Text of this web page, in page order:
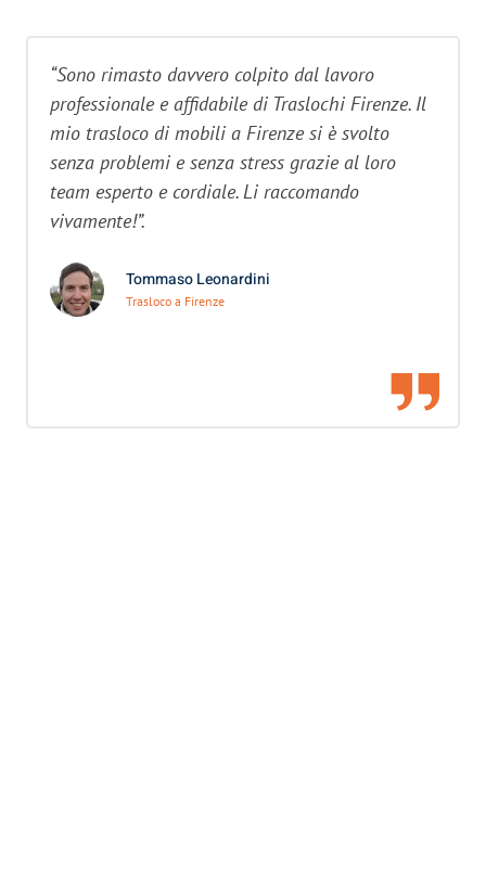
“Sono rimasto davvero colpito dal lavoro
professionale e affidabile di Traslochi Firenze. Il
mio trasloco di mobili a Firenze si è svolto
senza problemi e senza stress grazie al loro
team esperto e cordiale. Li raccomando
vivamente!”.
Tommaso Leonardini
Trasloco a Firenze